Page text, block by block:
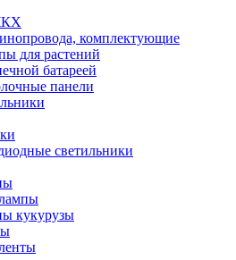
комплектующие
для растений
батареей
панели
светильники
кукурузы